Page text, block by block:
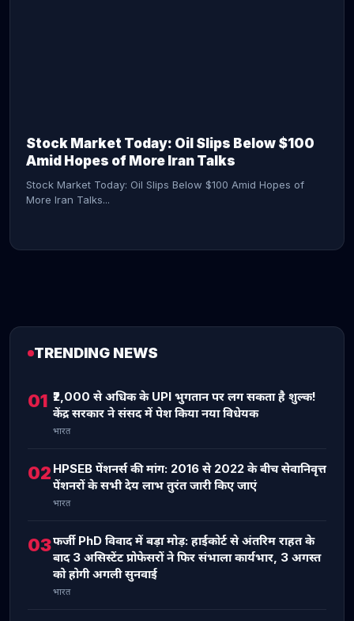
Stock Market Today: Oil Slips Below $100
Amid Hopes of More Iran Talks
Stock Market Today: Oil Slips Below $100 Amid Hopes of
More Iran Talks...
TRENDING NEWS
01 ₹2,000 से अधिक के UPI भुगतान पर लग सकता है शुल्क!
केंद्र सरकार ने संसद में पेश किया नया विधेयक
भारत
02 HPSEB पेंशनर्स की मांग: 2016 से 2022 के बीच सेवानिवृत्त
पेंशनरों के सभी देय लाभ तुरंत जारी किए जाएं
भारत
03फर्जी PhD विवाद में बड़ा मोड़: हाईकोर्ट से अंतरिम राहत के
बाद 3 असिस्टेंट प्रोफेसरों ने फिर संभाला कार्यभार, 3 अगस्त
को होगी अगली सुनवाई
भारत